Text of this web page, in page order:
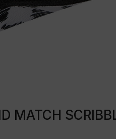
MATCH